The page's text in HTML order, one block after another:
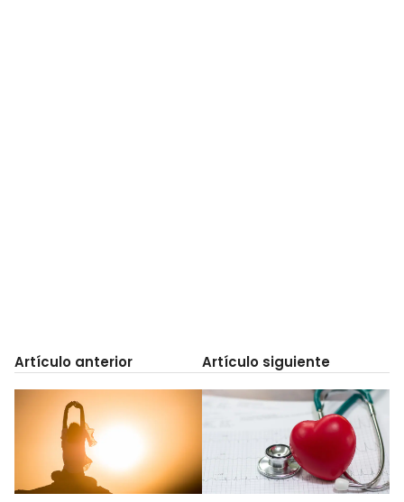
Artículo anterior Artículo siguiente